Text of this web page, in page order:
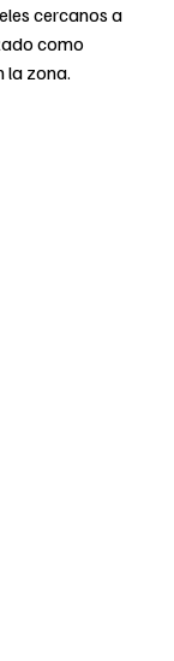
cercanos a
como
la zona.